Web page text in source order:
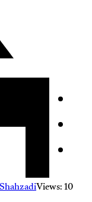
Views: 10